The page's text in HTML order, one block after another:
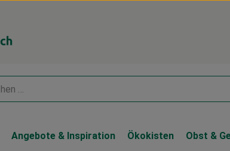
Angebote & Inspiration Ökokisten Obst &